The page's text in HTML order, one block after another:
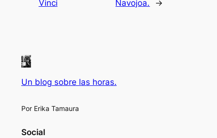
Vinci
Navojoa.
→
Un blog sobre las horas.
Por Erika Tamaura
Social